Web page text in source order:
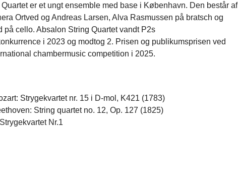
er et ungt ensemble med base i København. Den består af
Ortved og Andreas Larsen, Alva Rasmussen på bratsch og
på cello. Absalon String Quartet vandt P2s
i 2023 og modtog 2. Prisen og publikumsprisen ved
chambermusic competition i 2025.
Strygekvartet nr. 15 i D-mol, K421 (1783)
String quartet no. 12, Op. 127 (1825)
Nr.1